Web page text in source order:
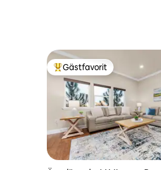
Populär gästfavorit
Gästfavorit